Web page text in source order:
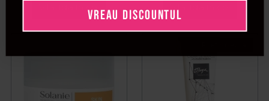
Adauga in cos Adauga in cos
VREAU DISCOUNTUL